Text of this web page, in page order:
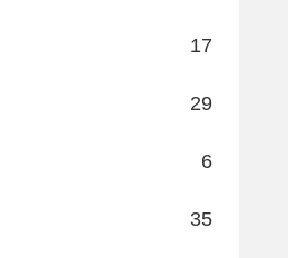
17
29
6
35